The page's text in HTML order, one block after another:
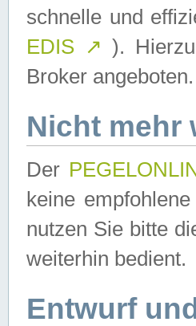
schnelle und
EDIS ↗ ).
Broker angeboten.
Nicht mehr
Der
keine
nutzen Sie bitte
weiterhin bedient.
Entwurf